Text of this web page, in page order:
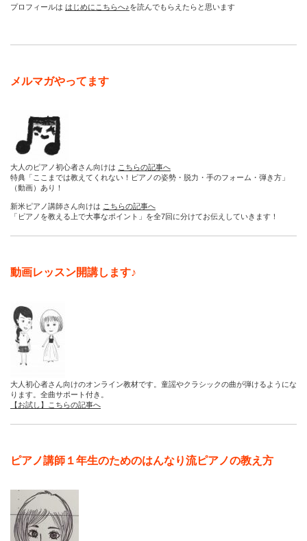
プロフィールは はじめにこちらへ♪を読んでもらえたらと思います
メルマガやってます
大人のピアノ初心者さん向けは こちらの記事へ
特典「ここまでは教えてくれない！ピアノの姿勢・脱力・手のフォーム・弾き方」
（動画）あり！
新米ピアノ講師さん向けは こちらの記事へ
「ピアノを教える上で大事なポイント」を全7回に分けてお伝えしていきます！
動画レッスン開講します♪
大人初心者さん向けのオンライン教材です。童謡やクラシックの曲が弾けるようにな
ります。全曲サポート付き。
【お試し】こちらの記事へ
ピアノ講師１年生のためのはんなり流ピアノの教え方